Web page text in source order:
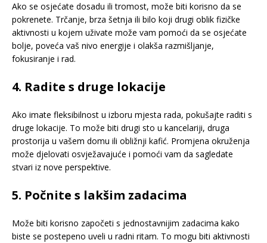
Ako se osjećate dosadu ili tromost, može biti korisno da se
pokrenete. Trčanje, brza šetnja ili bilo koji drugi oblik fizičke
aktivnosti u kojem uživate može vam pomoći da se osjećate
bolje, poveća vaš nivo energije i olakša razmišljanje,
fokusiranje i rad.
4. Radite s druge lokacije
Ako imate fleksibilnost u izboru mjesta rada, pokušajte raditi s
druge lokacije. To može biti drugi sto u kancelariji, druga
prostorija u vašem domu ili obližnji kafić. Promjena okruženja
može djelovati osvježavajuće i pomoći vam da sagledate
stvari iz nove perspektive.
5. Počnite s lakšim zadacima
Može biti korisno započeti s jednostavnijim zadacima kako
biste se postepeno uveli u radni ritam. To mogu biti aktivnosti